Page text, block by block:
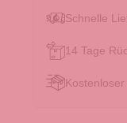
Schnelle
14 Tage